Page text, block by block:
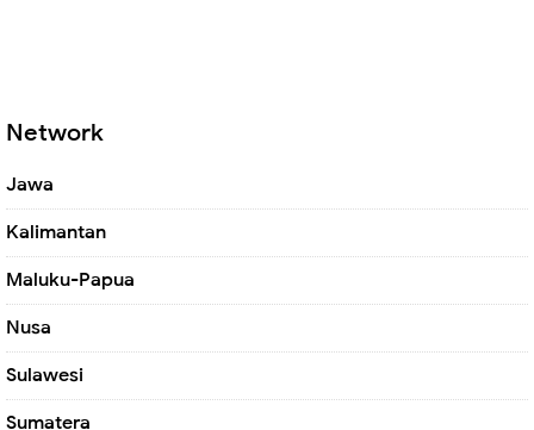
Network
Jawa
Kalimantan
Maluku-Papua
Nusa
Sulawesi
Sumatera